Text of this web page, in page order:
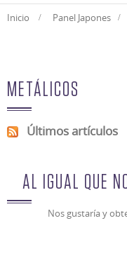
Inicio > Panel Japones >
METÁLICOS
Últimos artículos
AL IGUAL QUE
Nos gustaría y